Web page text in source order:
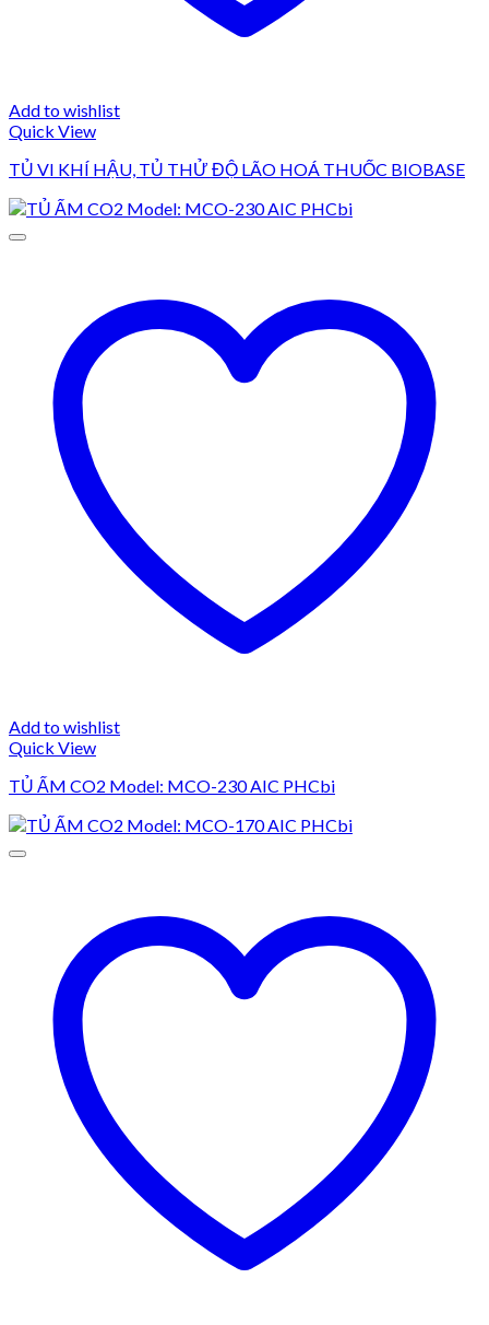
Add to wishlist
Quick View
TỦ VI KHÍ HẬU, TỦ THỬ ĐỘ LÃO HOÁ THUỐC BIOBASE
Add to wishlist
Quick View
TỦ ẤM CO2 Model: MCO-230 AIC PHCbi